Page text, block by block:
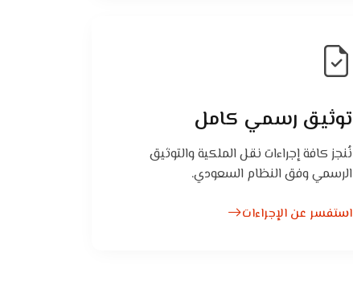
توثيق رسمي كامل
نُنجز كافة إجراءات نقل الملكية والتوثيق
الرسمي وفق النظام السعودي.
استفسر عن الإجراءات